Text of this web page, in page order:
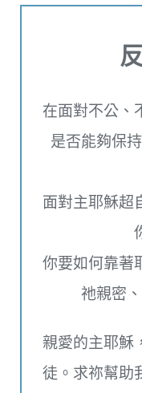
在面對不公、
是否能夠保
面對主耶穌超
你要如何靠著
祂親密
親愛的主耶穌
徒。求祢幫助